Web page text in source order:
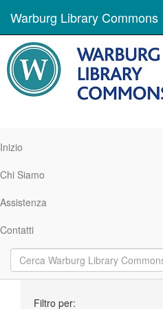
Warburg Library Commons
Inizio
Chi Siamo
Assistenza
Contatti
Filtro per: